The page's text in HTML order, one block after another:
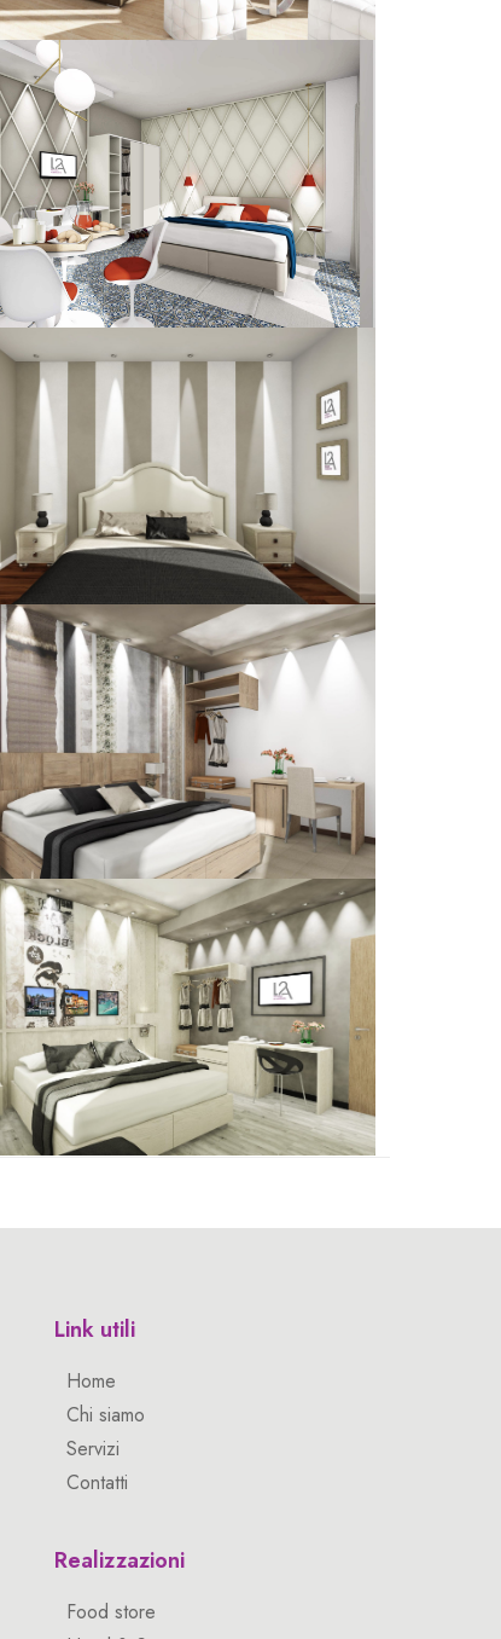
Link utili
Home
Chi siamo
Servizi
Contatti
Realizzazioni
Food store